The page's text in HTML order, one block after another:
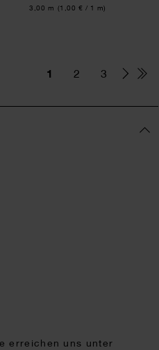
Inhalt:
3,00 m (1,00 € / 1 m)
1 2 3
erreichen uns unter